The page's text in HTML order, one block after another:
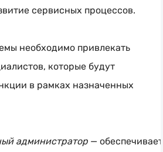
сервисных процессов.
необходимо привлекать
которые будут
в рамках назначенных
администратор — обеспечивает